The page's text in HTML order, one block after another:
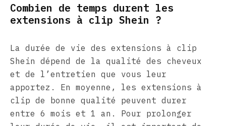
Combien de temps durent les
extensions à clip Shein ?
La durée de vie des extensions à clip
Shein dépend de la qualité des cheveux
et de l’entretien que vous leur
apportez. En moyenne, les extensions à
clip de bonne qualité peuvent durer
entre 6 mois et 1 an. Pour prolonger